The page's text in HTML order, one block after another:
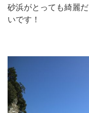
砂浜がとっても綺麗
いです！